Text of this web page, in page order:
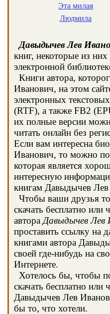
Эта милая
Людмила
Давыдычев Лев
книг, некоторые из
электронной
Книги автора,
Иванович, на этом
электронных
(RTF), а также FB2
их полные версии
читать онлайн без
Если вам интересна
Иванович, то можно
которая является
интересную
книгам Давыдычев
Чтобы ваши друзья
скачать бесплатно или
автора Давыдычев Лев
проставить ссылку на
книгами автора
своей где-нибудь на
Интернете.
Хотелось бы, чтобы
скачать бесплатно или
Давыдычев Лев
бы то, что хотели.